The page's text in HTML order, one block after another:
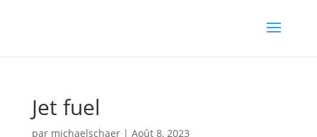
Jet fuel
par michaelschaer| Août 8, 2023